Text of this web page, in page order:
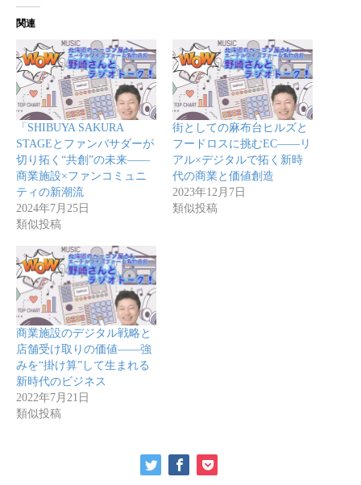
関連
「SHIBUYA SAKURA
STAGEとファンバサダーが
切り拓く“共創”の未来――
商業施設×ファンコミュニ
ティの新潮流
2024年7月25日
類似投稿
街としての麻布台ヒルズと
フードロスに挑むEC――リ
アル×デジタルで拓く新時
代の商業と価値創造
2023年12月7日
類似投稿
商業施設のデジタル戦略と
店舗受け取りの価値――強
みを“掛け算”して生まれる
新時代のビジネス
2022年7月21日
類似投稿